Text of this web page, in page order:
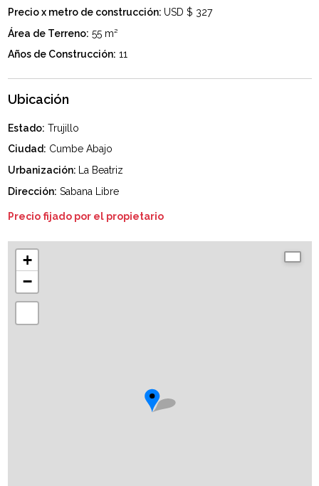
Precio x metro de construcción: USD $ 327
Área de Terreno: 55 m²
Años de Construcción: 11
Ubicación
Estado: Trujillo
Ciudad: Cumbe Abajo
Urbanización: La Beatriz
Dirección: Sabana Libre
Precio fijado por el propietario
+
−